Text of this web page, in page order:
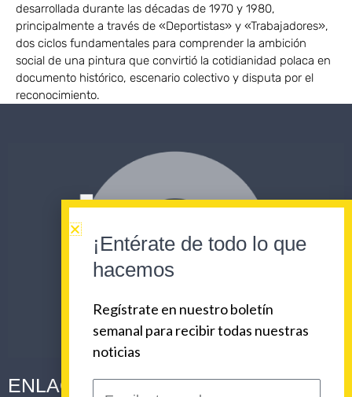
desarrollada durante las décadas de 1970 y 1980,
principalmente a través de «Deportistas» y «Trabajadores»,
dos ciclos fundamentales para comprender la ambición
social de una pintura que convirtió la cotidianidad polaca en
documento histórico, escenario colectivo y disputa por el
reconocimiento.
ENLACES CORPORATIVOS
¡Entérate de todo lo que
hacemos
Regístrate en nuestro boletín
semanal para recibir todas nuestras
noticias